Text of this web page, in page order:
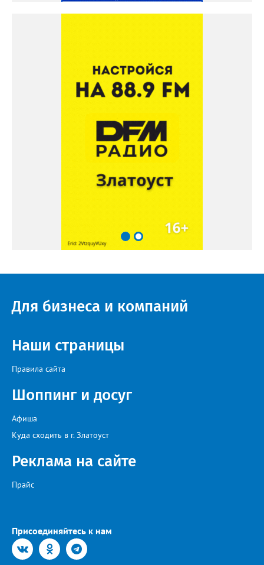
Для бизнеса и компаний
Наши страницы
Правила сайта
Шоппинг и досуг
Афиша
Куда сходить в г. Златоуст
Реклама на сайте
Прайс
Присоединяйтесь к нам